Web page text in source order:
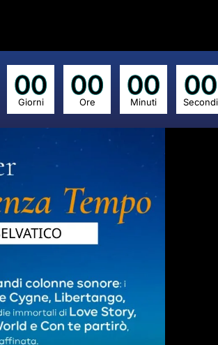
00
Giorni
00
Ore
00
Minuti
00
Secondi